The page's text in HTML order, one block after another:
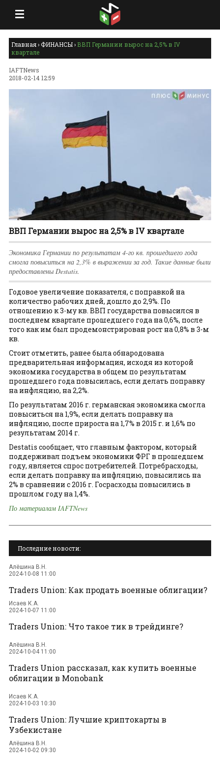
Главная›ФИНАНСЫ› ВВП Германии вырос на 2,5% в IV
квартале
IAFTNews
2018-02-14 12:59
ВВП Германии вырос на 2,5% в IV квартале
Экономика Германии по результатам 4-го кв. прошедшего года
смогла повыситься на 2,3% в выражении за год. Такие данные были
предоставлены Destatis.
Годовое увеличение показателя, с поправкой на
количество рабочих дней, дошло до 2,9%. По
отношению к 3-му кв. ВВП государства повысился в
последнем квартале прошедшего года на 0,6%, после
того как им был продемонстрирован рост на 0,8% в 3-м
кв.
Стоит отметить, ранее была обнародована
предварительная информация, исходя из которой
экономика государства в общем по результатам
прошедшего года повысилась, если делать поправку
на инфляцию, на 2,2%.
По результатам 2016 г. германская экономика смогла
повыситься на 1,9%, если делать поправку на
инфляцию, после прироста на 1,7% в 2015 г. и 1,6% по
результатам 2014 г.
Destatis сообщает, что главным фактором, который
поддерживал подъем экономики ФРГ в прошедшем
году, является спрос потребителей. Потребрасходы,
если делать поправку на инфляцию, повысились на
2% в сравнении с 2016 г. Госрасходы повысились в
прошлом году на 1,4%.
По материалам IAFTNews
Последние новости:
Алёшина В.Н.
2024-10-08 11:00
Traders Union: Как продать военные облигации?
Исаев К.А.
2024-10-07 11:00
Traders Union: Что такое тик в трейдинге?
Алёшина В.Н.
2024-10-04 11:00
Traders Union рассказал, как купить военные
облигации в Monobank
Исаев К.А.
2024-10-03 10:30
Traders Union: Лучшие криптокарты в
Узбекистане
Алёшина В.Н.
2024-10-02 09:30